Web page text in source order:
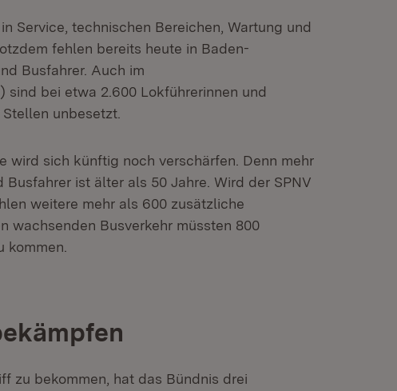
Service, technischen Bereichen, Wartung und
fehlen bereits heute in Baden-
Busfahrer. Auch im
sind bei etwa 2.600 Lokführerinnen und
unbesetzt.
wird sich künftig noch verschärfen. Denn mehr
ist älter als 50 Jahre. Wird der SPNV
weitere mehr als 600 zusätzliche
wachsenden Busverkehr müssten 800
kommen.
zu bekommen, hat das Bündnis drei